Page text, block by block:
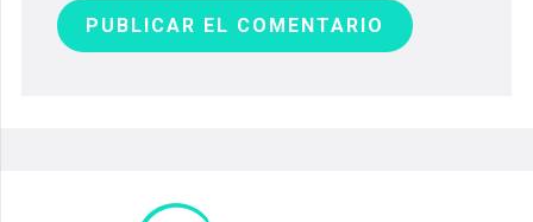
PUBLICAR EL COMENTARIO